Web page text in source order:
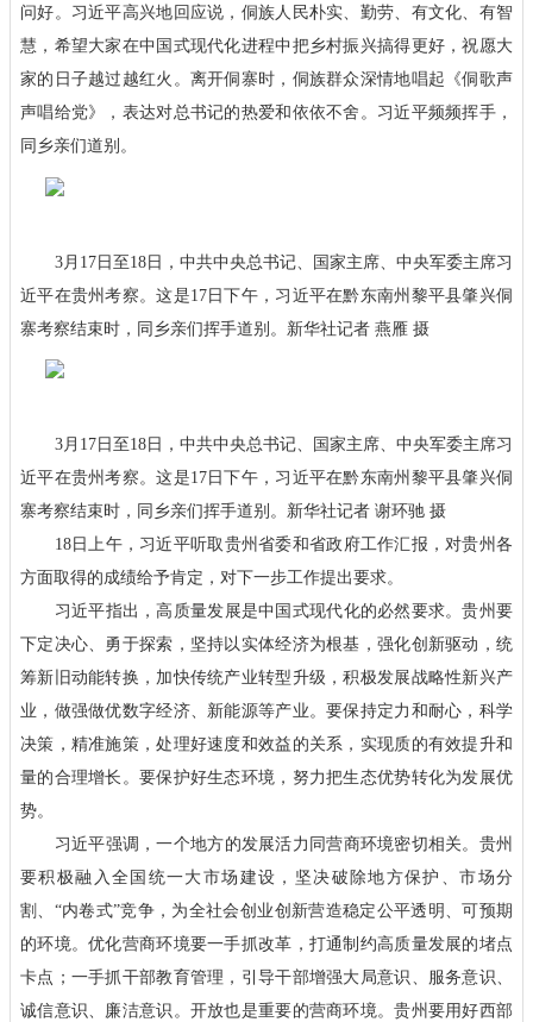
问好。习近平高兴地回应说，侗族人民朴实、勤劳、有文化、有智
慧，希望大家在中国式现代化进程中把乡村振兴搞得更好，祝愿大
家的日子越过越红火。离开侗寨时，侗族群众深情地唱起《侗歌声
声唱给党》，表达对总书记的热爱和依依不舍。习近平频频挥手，
同乡亲们道别。
3月17日至18日，中共中央总书记、国家主席、中央军委主席习
近平在贵州考察。这是17日下午，习近平在黔东南州黎平县肇兴侗
寨考察结束时，同乡亲们挥手道别。新华社记者 燕雁 摄
3月17日至18日，中共中央总书记、国家主席、中央军委主席习
近平在贵州考察。这是17日下午，习近平在黔东南州黎平县肇兴侗
寨考察结束时，同乡亲们挥手道别。新华社记者 谢环驰 摄
18日上午，习近平听取贵州省委和省政府工作汇报，对贵州各
方面取得的成绩给予肯定，对下一步工作提出要求。
习近平指出，高质量发展是中国式现代化的必然要求。贵州要
下定决心、勇于探索，坚持以实体经济为根基，强化创新驱动，统
筹新旧动能转换，加快传统产业转型升级，积极发展战略性新兴产
业，做强做优数字经济、新能源等产业。要保持定力和耐心，科学
决策，精准施策，处理好速度和效益的关系，实现质的有效提升和
量的合理增长。要保护好生态环境，努力把生态优势转化为发展优
势。
习近平强调，一个地方的发展活力同营商环境密切相关。贵州
要积极融入全国统一大市场建设，坚决破除地方保护、市场分
割、“内卷式”竞争，为全社会创业创新营造稳定公平透明、可预期
的环境。优化营商环境要一手抓改革，打通制约高质量发展的堵点
卡点；一手抓干部教育管理，引导干部增强大局意识、服务意识、
诚信意识、廉洁意识。开放也是重要的营商环境。贵州要用好西部